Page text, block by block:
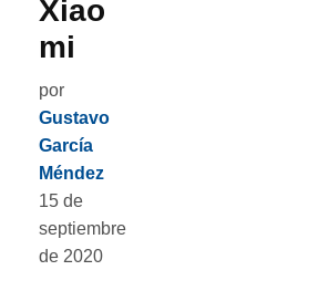
Xiao
mi
por
Gustavo
García
Méndez
15 de
septiembre
de 2020